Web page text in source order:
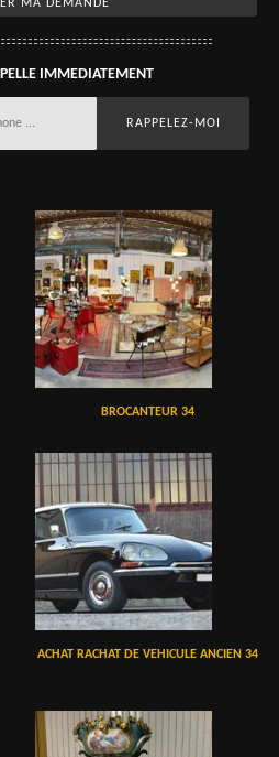
IMMEDIATEMENT
BROCANTEUR 34
ACHAT RACHAT DE VEHICULE ANCIEN 34